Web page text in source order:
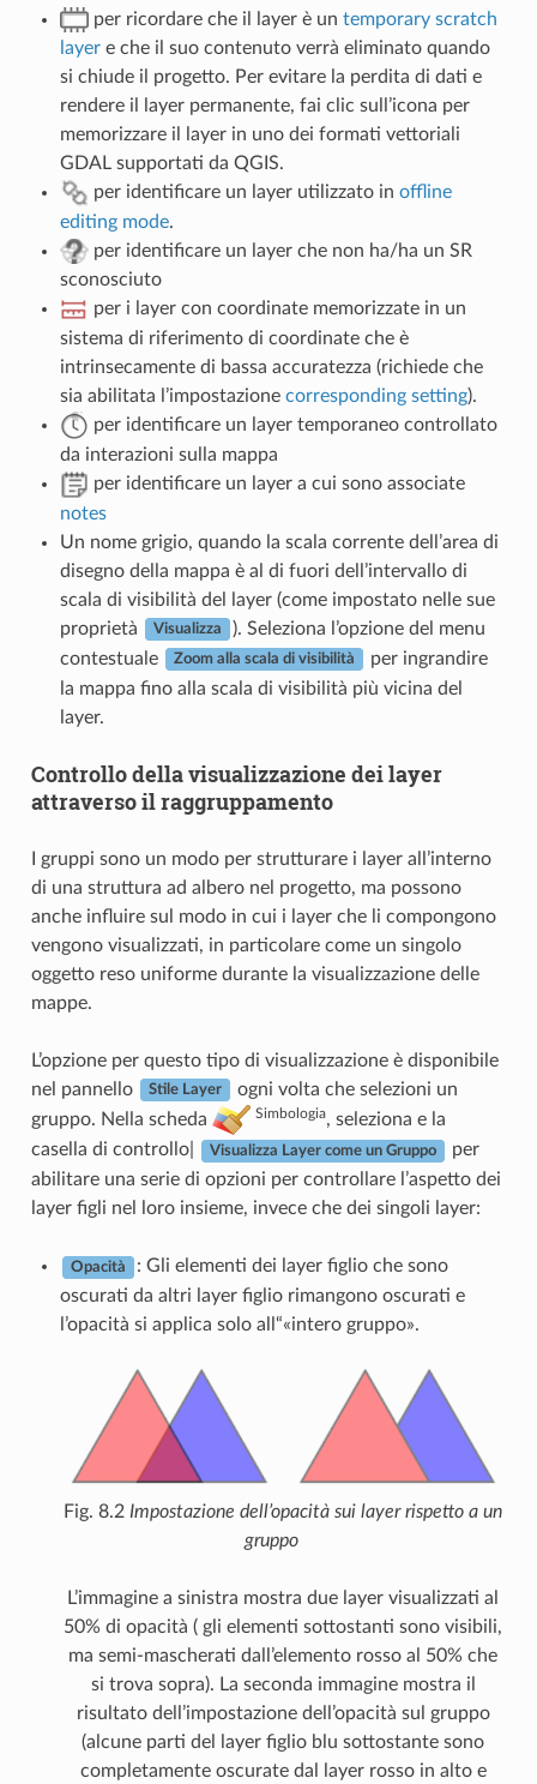
per ricordare che il layer è un temporary scratch
layere che il suo contenuto verrà eliminato quando
si chiude il progetto. Per evitare la perdita di dati e
rendere il layer permanente, fai clic sull’icona per
memorizzare il layer in uno dei formati vettoriali
GDAL supportati da QGIS.
per identificare un layer utilizzato in offline
editing mode.
per identificare un layer che non ha/ha un SR
sconosciuto
per i layer con coordinate memorizzate in un
sistema di riferimento di coordinate che è
intrinsecamente di bassa accuratezza (richiede che
sia abilitata l’impostazione corresponding setting).
per identificare un layer temporaneo controllato
da interazioni sulla mappa
per identificare un layer a cui sono associate
notes
Un nome grigio, quando la scala corrente dell’area di
disegno della mappa è al di fuori dell’intervallo di
scala di visibilità del layer (come impostato nelle sue
proprietà
Visualizza
). Seleziona l’opzione del menu
contestuale
Zoom alla scala di visibilità
per ingrandire
la mappa fino alla scala di visibilità più vicina del
layer.
Controllo della visualizzazione dei layer
attraverso il raggruppamento
I gruppi sono un modo per strutturare i layer all’interno
di una struttura ad albero nel progetto, ma possono
anche influire sul modo in cui i layer che li compongono
vengono visualizzati, in particolare come un singolo
oggetto reso uniforme durante la visualizzazione delle
mappe.
L’opzione per questo tipo di visualizzazione è disponibile
nel pannello
Stile Layer
ogni volta che selezioni un
gruppo. Nella scheda
Simbologia, seleziona e la
casella di controllo|
Visualizza Layer come un Gruppo
per
abilitare una serie di opzioni per controllare l’aspetto dei
layer figli nel loro insieme, invece che dei singoli layer:
Opacità
: Gli elementi dei layer figlio che sono
oscurati da altri layer figlio rimangono oscurati e
l’opacità si applica solo all“«intero gruppo».
Fig. 8.2 Impostazione dell’opacità sui layer rispetto a un
gruppo
L’immagine a sinistra mostra due layer visualizzati al
50% di opacità ( gli elementi sottostanti sono visibili,
ma semi-mascherati dall’elemento rosso al 50% che
si trova sopra). La seconda immagine mostra il
risultato dell’impostazione dell’opacità sul gruppo
(alcune parti del layer figlio blu sottostante sono
completamente oscurate dal layer rosso in alto e